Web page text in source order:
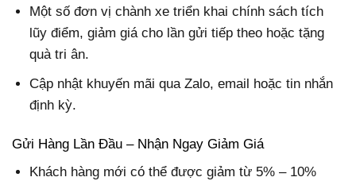
Một số đơn vị chành xe triển khai chính sách tích
lũy điểm, giảm giá cho lần gửi tiếp theo hoặc tặng
quà tri ân.
Cập nhật khuyến mãi qua Zalo, email hoặc tin nhắn
định kỳ.
Gửi Hàng Lần Đầu – Nhận Ngay Giảm Giá
Khách hàng mới có thể được giảm từ 5% – 10%